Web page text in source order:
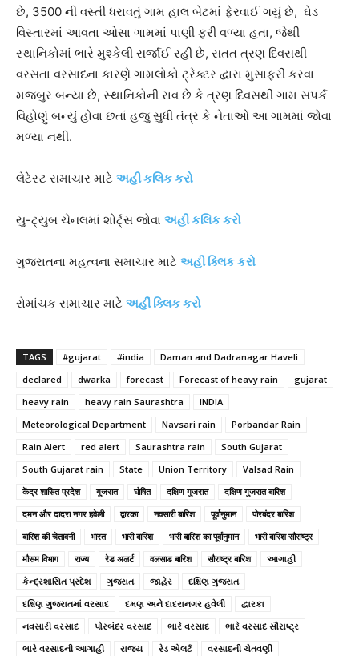
છે, 3500 ની વસ્તી ધરાવતું ગામ હાલ બેટમાં ફેરવાઈ ગયું છે, ઘેડ
વિસ્તારમાં આવતા ઓસા ગામમાં પાણી ફરી વળ્યા હતા, જેથી
સ્થાનિકોમાં ભારે મુશ્કેલી સર્જાઈ રહી છે, સતત ત્રણ દિવસથી
વરસતા વરસાદના કારણે ગામલોકો ટ્રેક્ટર દ્વારા મુસાફરી કરવા
મજબુર બન્યા છે, સ્થાનિકોની રાવ છે કે ત્રણ દિવસથી ગામ સંપર્ક
વિહોણું બન્યું હોવા છતાં હજુ સુધી તંત્ર કે નેતાઓ આ ગામમાં જોવા
મળ્યા નથી.
લેટેસ્ટ સમાચાર માટે અહી કલિક કરો
યુ-ટ્યુબ ચેનલમાં શોર્ટ્સ જોવા અહીં કલિક કરો
ગુજરાતના મહત્વના સમાચાર માટે અહીં ક્લિક કરો
રોમાંચક સમાચાર માટે અહીં ક્લિક કરો
TAGS #gujarat #india
Daman and Dadranagar Haveli
declared
dwarka forecast Forecast of heavy rain
gujarat
heavy rain
heavy rain Saurashtra
INDIA
Meteorological Department
Navsari rain
Porbandar Rain
Rain Alert
red alert Saurashtra rain
South Gujarat
South Gujarat rain
State Union Territory
Valsad Rain
केंद्र शासित प्रदेश
गुजरात घोषित दक्षिण गुजरात
दक्षिण गुजरात बारिश
दमन और दादरा नगर हवेली
द्वारका नवसारी बारिश पूर्वानुमान
पोरबंदर बारिश
बारिश की चेतावनी
भारत भारी बारिश भारी बारिश का पूर्वानुमान
भारी बारिश सौराष्ट्र
मौसम विभाग
राज्य रेड अलर्ट वलसाड बारिश सौराष्ट्र बारिश
આગાહી
કેન્દ્રશાસિત પ્રદેશ
ગુજરાત જાહેર
દક્ષિણ ગુજરાત
દક્ષિણ ગુજરાતમાં વરસાદ
દમણ અને દાદરાનગર હવેલી
દ્વારકા
નવસારી વરસાદ
પોરબંદર વરસાદ ભારે વરસાદ
ભારે વરસાદ સૌરાષ્ટ્ર
ભારે વરસાદની આગાહી
રાજ્ય રેડ એલર્ટ
વરસાદની ચેતવણી